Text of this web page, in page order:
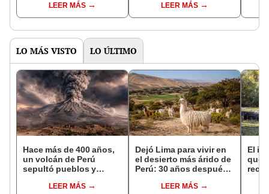
doblegaré"LEER MÁS
abre investigación
LEER MÁS
LO MÁS VISTO LO ÚLTIMO
Hace más de 400 años,
un volcán de Perú
sepultó pueblos y
veranos más fríos de la
LEER MÁS
Dejó Lima para vivir en
el desierto más árido de
Perú: 30 años después,
creó un sorprendente
LEER MÁS
El
que